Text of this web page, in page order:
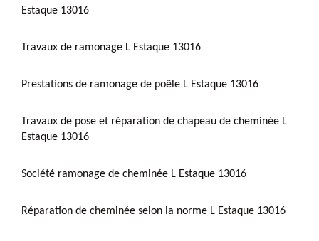
Estaque 13016
Travaux de ramonage L Estaque 13016
Prestations de ramonage de poêle L Estaque 13016
Travaux de pose et réparation de chapeau de cheminée L
Estaque 13016
Société ramonage de cheminée L Estaque 13016
Réparation de cheminée selon la norme L Estaque 13016